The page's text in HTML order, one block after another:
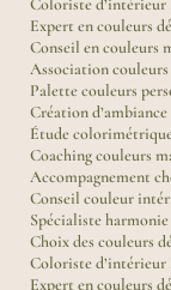
Coloriste d’intérieur
Expert en couleurs
Conseil en couleurs
Association
Palette couleurs
Création
Étude
Coaching couleurs
Accompagnement
Conseil couleur
Spécialiste
Choix des couleurs
Coloriste d’intérieur
Expert en couleurs